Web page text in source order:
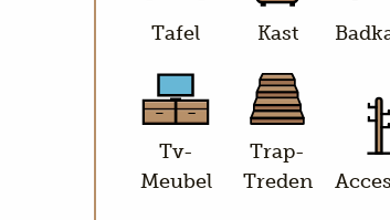
Tafel Kast
Tv-
Meubel
Trap-
Treden